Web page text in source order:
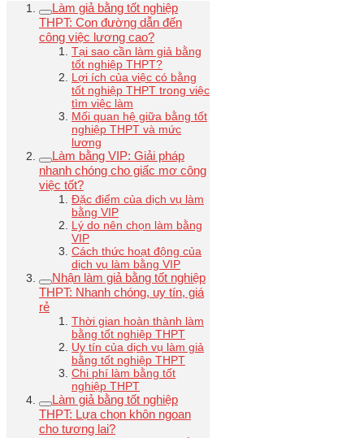
Làm giả bằng tốt nghiệp
THPT: Con đường dẫn đến
công việc lương cao?
Tại sao cần làm giả bằng
tốt nghiệp THPT?
Lợi ích của việc có bằng
tốt nghiệp THPT trong việc
tìm việc làm
Mối quan hệ giữa bằng tốt
nghiệp THPT và mức
lương
Làm bằng VIP: Giải pháp
nhanh chóng cho giấc mơ công
việc tốt?
Đặc điểm của dịch vụ làm
bằng VIP
Lý do nên chọn làm bằng
VIP
Cách thức hoạt động của
dịch vụ làm bằng VIP
Nhận làm giả bằng tốt nghiệp
THPT: Nhanh chóng, uy tín, giá
rẻ
Thời gian hoàn thành làm
bằng tốt nghiệp THPT
Uy tín của dịch vụ làm giả
bằng tốt nghiệp THPT
Chi phí làm bằng tốt
nghiệp THPT
Làm giả bằng tốt nghiệp
THPT: Lựa chọn khôn ngoan
cho tương lai?